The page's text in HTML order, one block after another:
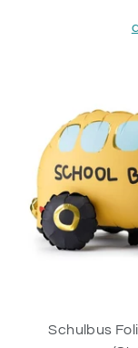
Schulbus